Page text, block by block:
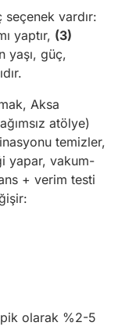
seçenek vardır:
yaptır, (3)
yaşı, güç,
Aksa
atölye)
temizler,
yapar, vakum-
+ verim testi
olarak %2-5